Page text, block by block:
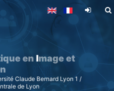
Aller
contenu
principal
en Image et
Claude Bernard Lyon 1 /
de Lyon